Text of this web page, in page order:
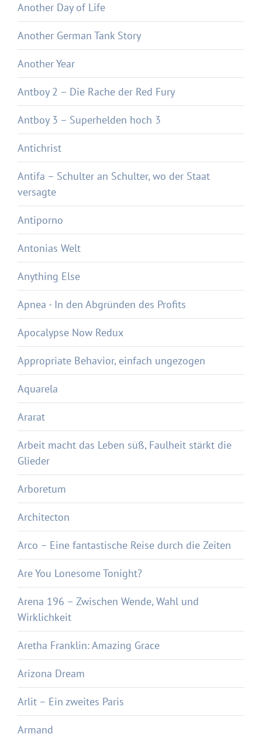
Another Day of Life
Another German Tank Story
Another Year
Antboy 2 – Die Rache der Red Fury
Antboy 3 – Superhelden hoch 3
Antichrist
Antifa – Schulter an Schulter, wo der Staat
versagte
Antiporno
Antonias Welt
Anything Else
Apnea - In den Abgründen des Profits
Apocalypse Now Redux
Appropriate Behavior, einfach ungezogen
Aquarela
Ararat
Arbeit macht das Leben süß, Faulheit stärkt die
Glieder
Arboretum
Architecton
Arco – Eine fantastische Reise durch die Zeiten
Are You Lonesome Tonight?
Arena 196 – Zwischen Wende, Wahl und
Wirklichkeit
Aretha Franklin: Amazing Grace
Arizona Dream
Arlit – Ein zweites Paris
Armand